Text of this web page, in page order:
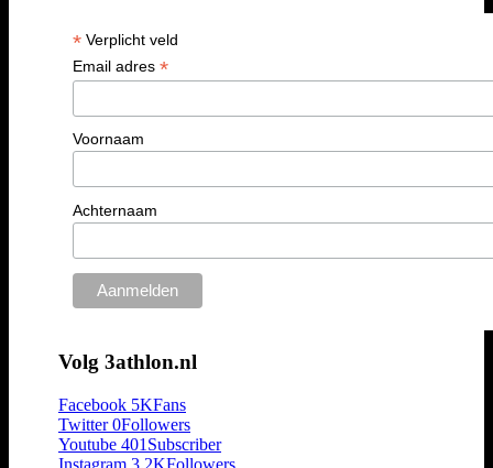
*Verplicht veld
Email adres *
Voornaam
Achternaam
Volg 3athlon.nl
Facebook 5KFans
Twitter 0Followers
Youtube 401 Subscriber
Instagram 3.2KFollowers